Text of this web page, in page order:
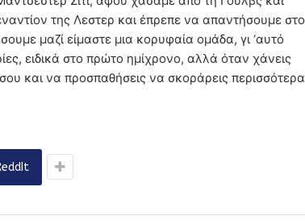
της Λεστερ και έπρεπε να απαντήσουμε στο
μαζί είμαστε μια κορυφαία ομάδα, γι ‘αυτό
ειδικά στο πρώτο ημίχρονο, αλλά όταν χάνεις
και να προσπαθήσεις να σκοράρεις περισσότερα